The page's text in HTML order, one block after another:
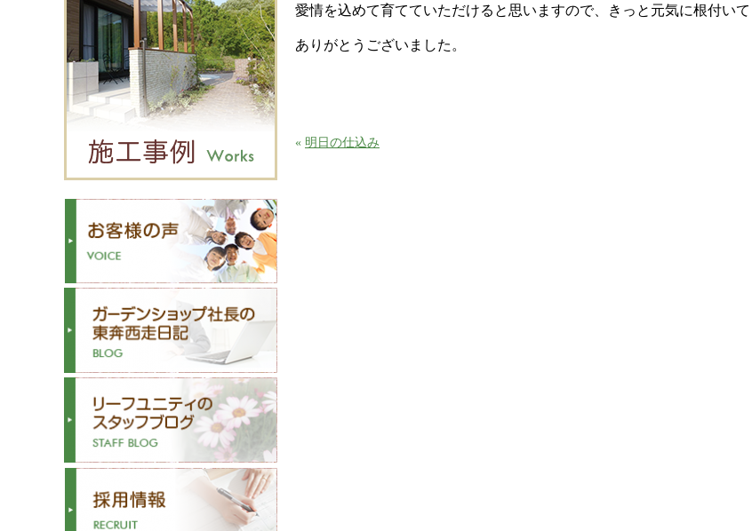
愛情を込めて育てていただけると思いますので、きっと元気に根付いて
ありがとうございました。
« 明日の仕込み